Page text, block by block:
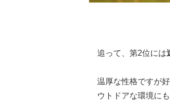
追って、第2位には
温厚な性格ですが
ウトドアな環境に